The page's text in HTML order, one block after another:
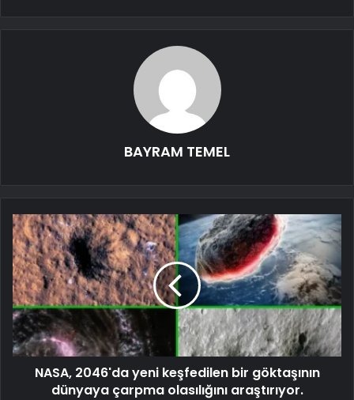
BAYRAM TEMEL
NASA, 2046'da yeni keşfedilen bir göktaşının
dünyaya çarpma olasılığını araştırıyor.